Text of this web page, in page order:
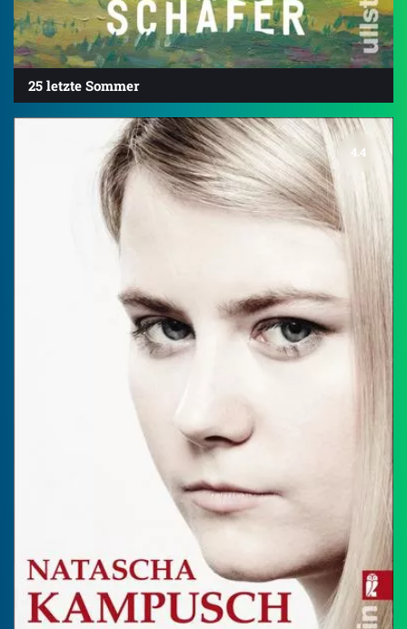
25 letzte Sommer
4.4